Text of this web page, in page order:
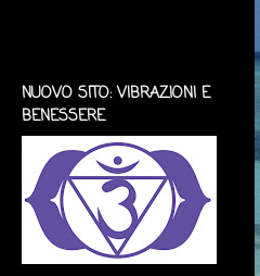
NUOVO SITO: VIBRAZIONI E
BENESSERE